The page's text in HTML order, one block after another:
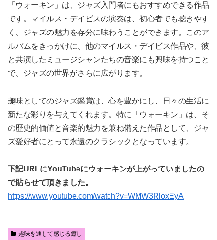
「ウォーキン」は、ジャズ入門者にもおすすめできる作品
です。マイルス・デイビスの演奏は、初心者でも聴きやす
く、ジャズの魅力を存分に味わうことができます。このア
ルバムをきっかけに、他のマイルス・デイビス作品や、彼
と共演したミュージシャンたちの音楽にも興味を持つこと
で、ジャズの世界がさらに広がります。
趣味としてのジャズ鑑賞は、心を豊かにし、日々の生活に
新たな彩りを与えてくれます。特に「ウォーキン」は、そ
の歴史的価値と音楽的魅力を兼ね備えた作品として、ジャ
ズ愛好者にとって永遠のクラシックとなっています。
下記URLにYouTubeにウォーキンが上がっていましたの
で貼らせて頂きました。
https://www.youtube.com/watch?v=WMW3RloxEyA
趣味を通して感じる癒し